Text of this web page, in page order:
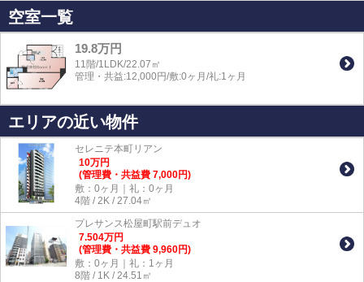
空室一覧
19.8万円
11階/1LDK/22.07㎡
管理・共益:12,000円/敷:0ヶ月/礼:1ヶ月
エリアの近い物件
セレニテ本町リアン
10万円
(管理費・共益費 7,000円)
敷：0ヶ月｜礼：0ヶ月
4階 / 2K / 27.04㎡
プレサンス松屋町駅前デュオ
7.504万円
(管理費・共益費 9,960円)
敷：0ヶ月｜礼：1ヶ月
8階 / 1K / 24.51㎡